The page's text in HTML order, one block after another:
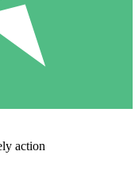
action